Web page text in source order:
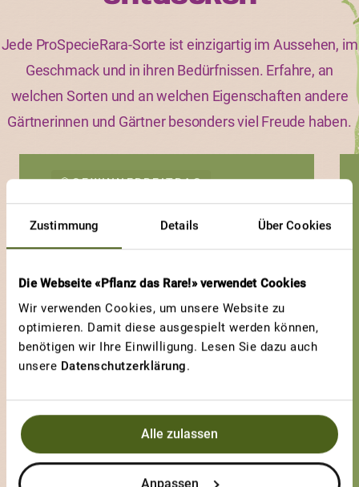
Zustimmung Details Über Cookies
Die Webseite «Pflanz das Rare!» verwendet Cookies
Wir verwenden Cookies, um unsere Website zu
optimieren. Damit diese ausgespielt werden können,
benötigen wir Ihre Einwilligung. Lesen Sie dazu auch
unsere Datenschutzerklärung.
Alle zulassen
Anpassen
Jede ProSpecieRara-Sorte ist einzigartig im Aussehen, im
Geschmack und in ihren Bedürfnissen. Erfahre, an
welchen Sorten und an welchen Eigenschaften andere
Gärtnerinnen und Gärtner besonders viel Freude haben.
GEWINNERBEITRAG
Klassiker!